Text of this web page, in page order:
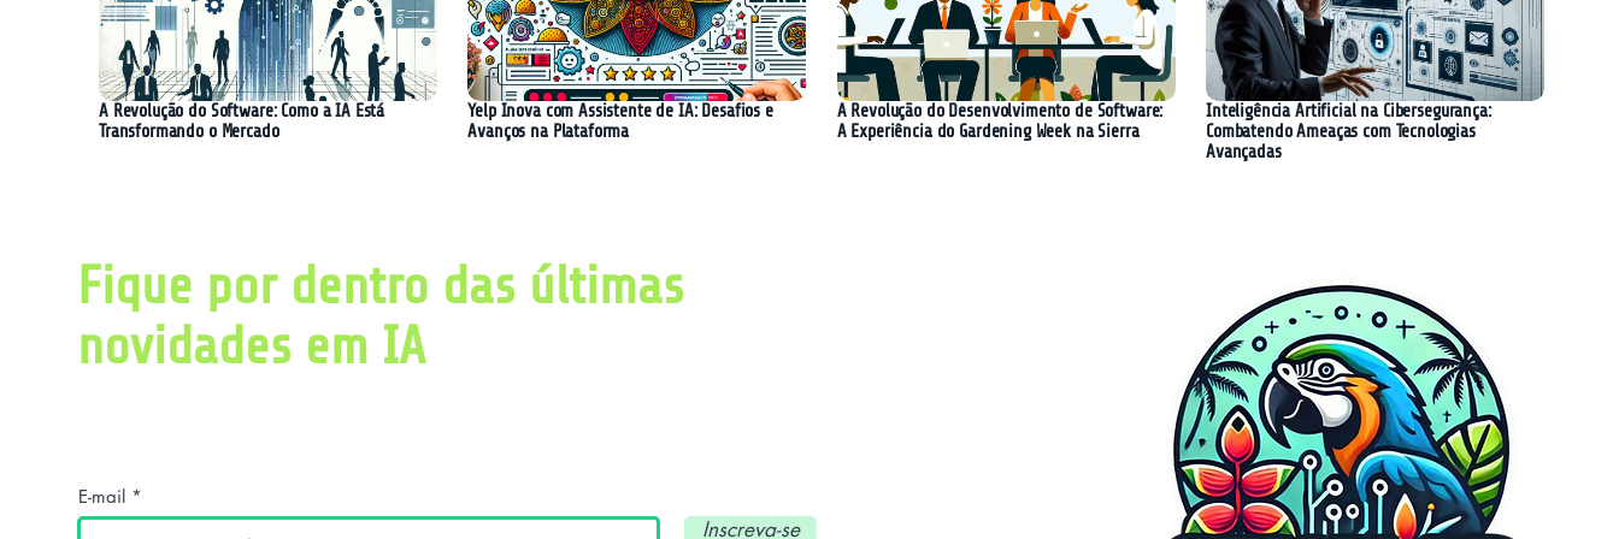
A Revolução do Software: Como a IA Está
Transformando o Mercado
Yelp Inova com Assistente de IA: Desafios e
Avanços na Plataforma
A Revolução do Desenvolvimento de Software:
A Experiência do Gardening Week na Sierra
Inteligência Artificial na Cibersegurança:
Combatendo Ameaças com Tecnologias
Avançadas
Fique por dentro das últimas
novidades em IA
E-mail
Inscreva-se